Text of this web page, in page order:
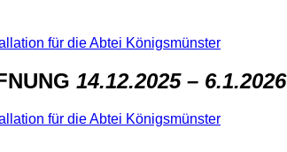
für die Abtei Königsmünster
14.12.2025 – 6.1.2026
für die Abtei Königsmünster